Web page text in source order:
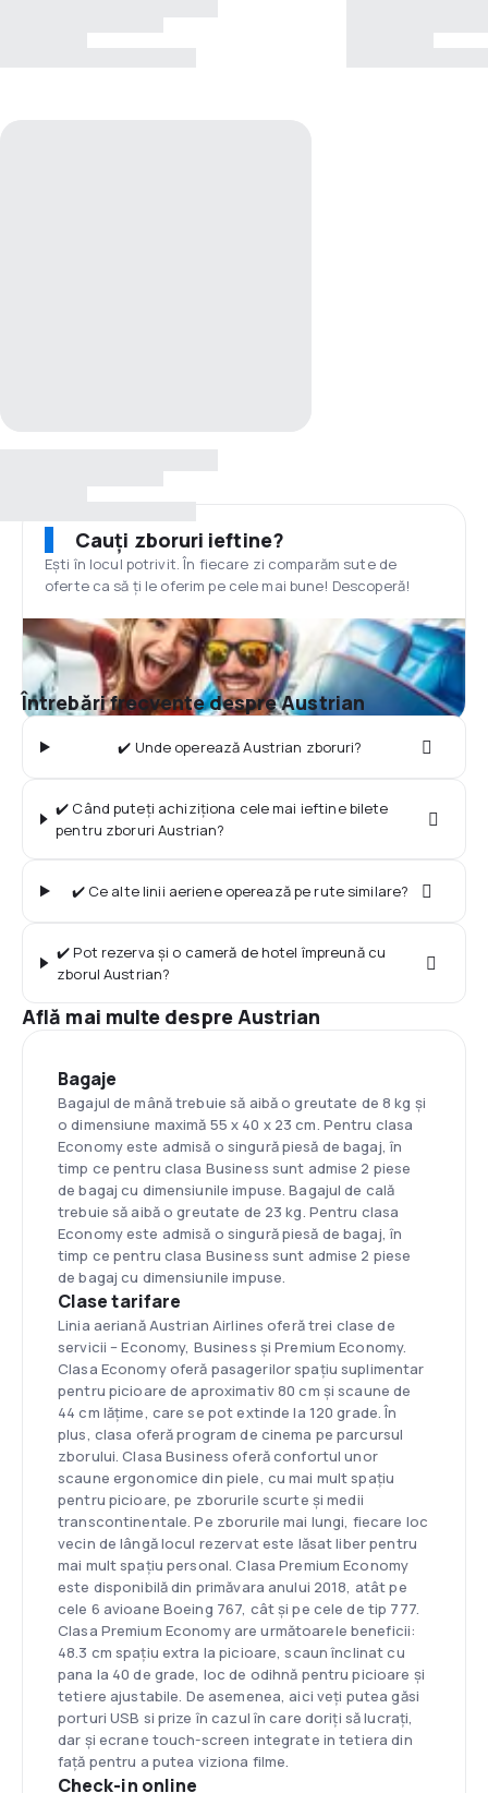
Cauți zboruri ieftine?
Ești în locul potrivit. În fiecare zi comparăm sute de
oferte ca să ți le oferim pe cele mai bune! Descoperă!
Întrebări frecvente despre Austrian
✔️ Unde operează Austrian zboruri?
✔️ Când puteți achiziționa cele mai ieftine bilete
pentru zboruri Austrian?
✔️ Ce alte linii aeriene operează pe rute similare?
✔️ Pot rezerva și o cameră de hotel împreună cu
zborul Austrian?
Află mai multe despre Austrian
Bagaje
Bagajul de mână trebuie să aibă o greutate de 8 kg și
o dimensiune maximă 55 х 40 х 23 cm. Pentru clasa
Economy este admisă o singură piesă de bagaj, în
timp ce pentru clasa Business sunt admise 2 piese
de bagaj cu dimensiunile impuse. Bagajul de cală
trebuie să aibă o greutate de 23 kg. Pentru clasa
Economy este admisă o singură piesă de bagaj, în
timp ce pentru clasa Business sunt admise 2 piese
de bagaj cu dimensiunile impuse.
Clase tarifare
Linia aeriană Austrian Airlines oferă trei clase de
servicii – Economy, Business și Premium Economy.
Clasa Economy oferă pasagerilor spațiu suplimentar
pentru picioare de aproximativ 80 cm și scaune de
44 cm lățime, care se pot extinde la 120 grade. În
plus, clasa oferă program de cinema pe parcursul
zborului. Clasa Business oferă confortul unor
scaune ergonomice din piele, cu mai mult spațiu
pentru picioare, pe zborurile scurte și medii
transcontinentale. Pe zborurile mai lungi, fiecare loc
vecin de lângă locul rezervat este lăsat liber pentru
mai mult spațiu personal. Clasa Premium Economy
este disponibilă din primăvara anului 2018, atât pe
cele 6 avioane Boeing 767, cât și pe cele de tip 777.
Clasa Premium Economy are următoarele beneficii:
48.3 cm spațiu extra la picioare, scaun înclinat cu
pana la 40 de grade, loc de odihnă pentru picioare și
tetiere ajustabile. De asemenea, aici veți putea găsi
porturi USB si prize în cazul în care doriți să lucrați,
dar și ecrane touch-screen integrate in tetiera din
față pentru a putea viziona filme.
Check-in online